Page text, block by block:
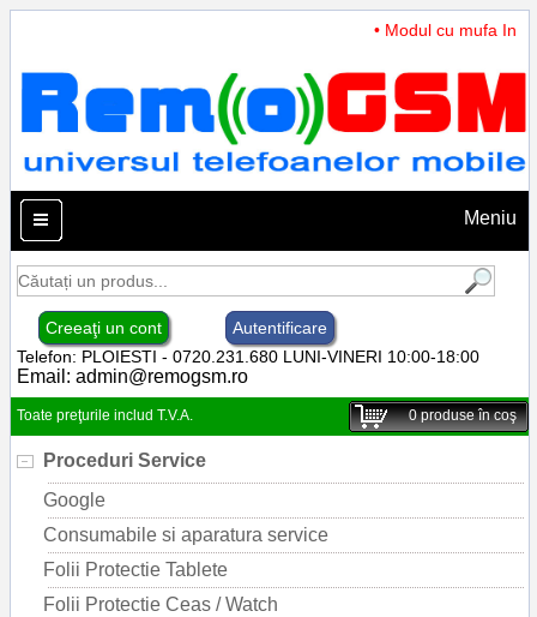
• Modul cu mufa
Meniu
Creeaţi un cont
Autentificare
Telefon: PLOIESTI - 0720.231.680 LUNI-VINERI 10:00-18:00
Email: admin@remogsm.ro
Toate preţurile includ T.V.A. 0produse în coş
Proceduri Service
Google
Consumabile si aparatura service
Folii Protectie Tablete
Folii Protectie Ceas / Watch